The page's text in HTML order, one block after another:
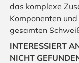
das komplexe
Komponenten
gesamten
INTERESSIERT
NICHT